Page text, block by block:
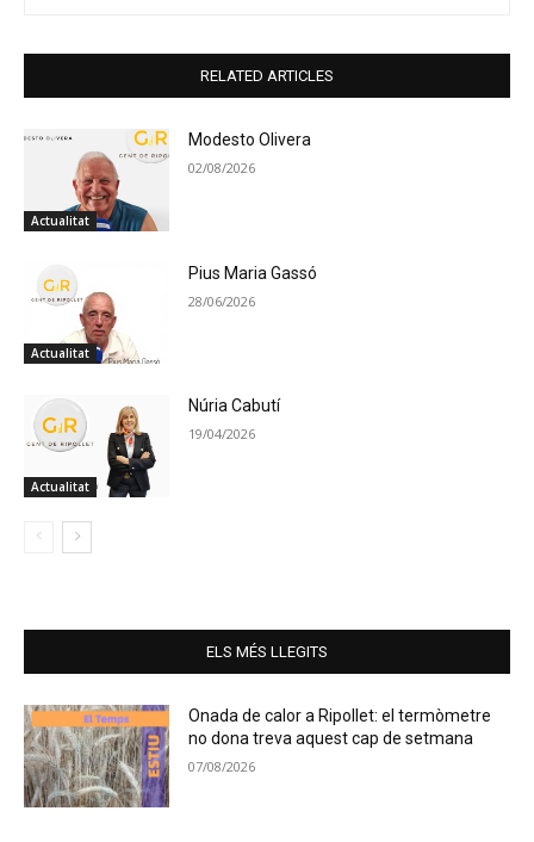
RELATED ARTICLES
Actualitat
Modesto Olivera
02/08/2026
Actualitat
Pius Maria Gassó
28/06/2026
Actualitat
Núria Cabutí
19/04/2026
ELS MÉS LLEGITS
Onada de calor a Ripollet: el termòmetre
no dona treva aquest cap de setmana
07/08/2026